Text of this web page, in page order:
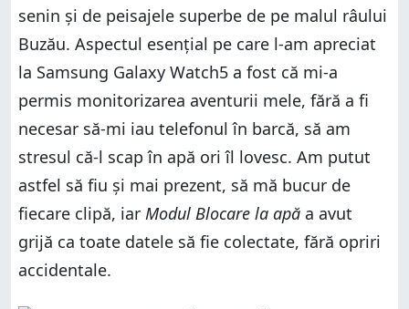
senin și de peisajele superbe de pe malul râului
Buzău. Aspectul esențial pe care l-am apreciat
la Samsung Galaxy Watch5 a fost că mi-a
permis monitorizarea aventurii mele, fără a fi
necesar să-mi iau telefonul în barcă, să am
stresul că-l scap în apă ori îl lovesc. Am putut
astfel să fiu și mai prezent, să mă bucur de
fiecare clipă, iar Modul Blocare la apă a avut
grijă ca toate datele să fie colectate, fără opriri
accidentale.